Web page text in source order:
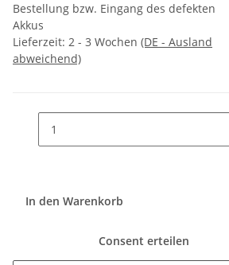
Bestellung bzw. Eingang des defekten
Akkus
Lieferzeit: 2 - 3 Wochen (DE - Ausland
abweichend)
In den Warenkorb
Consent erteilen